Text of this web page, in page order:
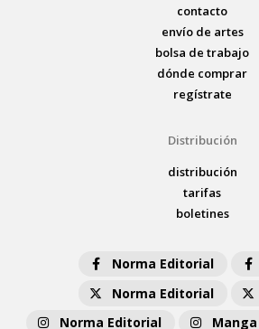
contacto
envío de artes
bolsa de trabajo
dónde comprar
regístrate
Distribución
distribución
tarifas
boletines
Norma Editorial
Norma Editorial
Norma Editorial
Manga